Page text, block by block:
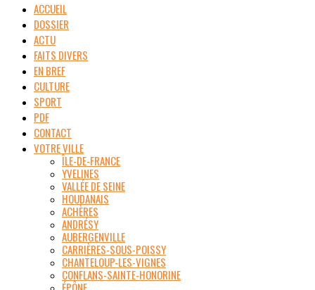
ACCUEIL
DOSSIER
ACTU
FAITS DIVERS
EN BREF
CULTURE
SPORT
PDF
CONTACT
VOTRE VILLE
ÎLE-DE-FRANCE
YVELINES
VALLÉE DE SEINE
HOUDANAIS
ACHÈRES
ANDRÉSY
AUBERGENVILLE
CARRIÈRES-SOUS-POISSY
CHANTELOUP-LES-VIGNES
CONFLANS-SAINTE-HONORINE